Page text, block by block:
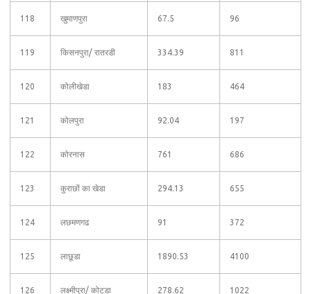
118 खुमाणपुरा 67.5 96
119 किसनपुरा/ रातरडी 334.39 811
120 कोलीखेडा 183 464
121 कोलपुरा 92.04 197
122 कोरनास 761 686
123 कुराछों का खेडा 294.13 655
124 लछमणगढ 91 372
125 लाछूडा 1890.53 4100
126 लक्ष्मीपुरा/ कोटडा 278.62 1022